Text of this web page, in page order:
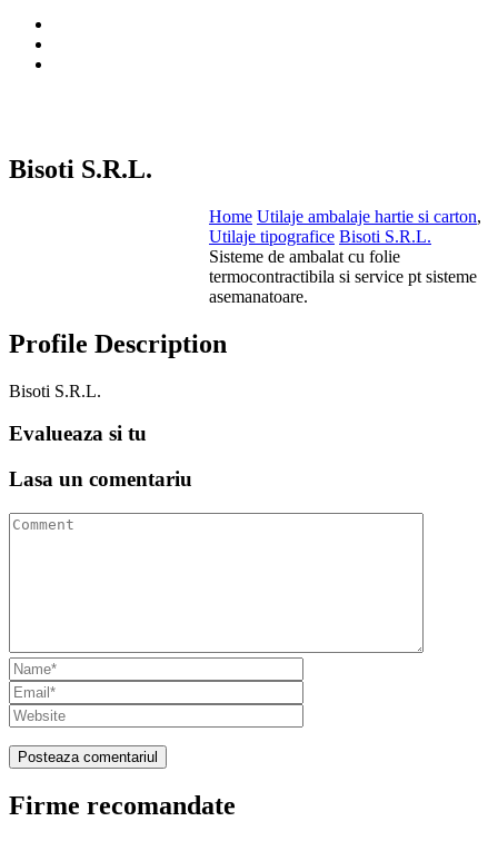
Bisoti S.R.L.
Home Utilaje ambalaje hartie si carton,
Utilaje tipografice Bisoti S.R.L.
Sisteme de ambalat cu folie
termocontractibila si service pt sisteme
asemanatoare.
Profile Description
Bisoti S.R.L.
Evalueaza si tu
Lasa un comentariu
Firme recomandate